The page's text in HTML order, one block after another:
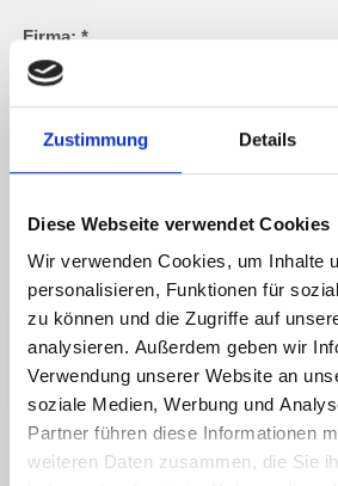
Zustimmung Details
Diese Webseite verwendet Cookies
Wir verwenden Cookies, um Inhalte
personalisieren, Funktionen für
zu können und die Zugriffe auf
analysieren. Außerdem geben wir
Verwendung unserer Website an
soziale Medien, Werbung und
Partner führen diese Informationen
weiteren Daten zusammen, die Sie
Firma:*
Telefon/Fax:*
Nachricht:*